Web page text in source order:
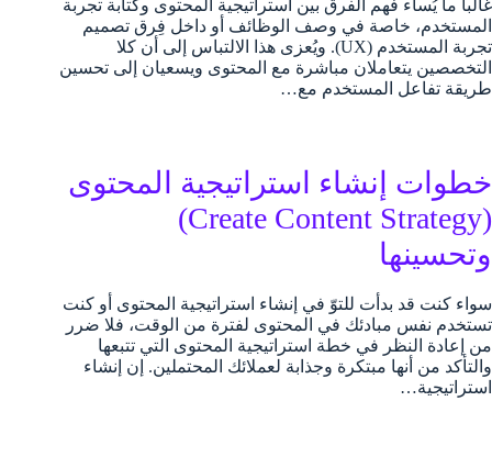
غالباً ما يُساء فهم الفرق بين استراتيجية المحتوى وكتابة تجربة
المستخدم، خاصة في وصف الوظائف أو داخل فِرق تصميم
تجربة المستخدم (UX). ويُعزى هذا الالتباس إلى أن كلا
التخصصين يتعاملان مباشرة مع المحتوى ويسعيان إلى تحسين
طريقة تفاعل المستخدم مع…
خطوات إنشاء استراتيجية المحتوى
(Create Content Strategy)
وتحسينها
سواء كنت قد بدأت للتوّ في إنشاء استراتيجية المحتوى أو كنت
تستخدم نفس مبادئك في المحتوى لفترة من الوقت، فلا ضرر
من إعادة النظر في خطة استراتيجية المحتوى التي تتبعها
والتأكد من أنها مبتكرة وجذابة لعملائك المحتملين. إن إنشاء
استراتيجية…